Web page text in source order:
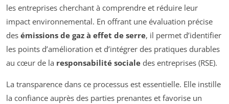
les entreprises cherchant à comprendre et réduire leur
impact environnemental. En offrant une évaluation précise
des émissions de gaz à effet de serre, il permet d’identifier
les points d’amélioration et d’intégrer des pratiques durables
au cœur de la responsabilité sociale des entreprises (RSE).
La transparence dans ce processus est essentielle. Elle instille
la confiance auprès des parties prenantes et favorise un